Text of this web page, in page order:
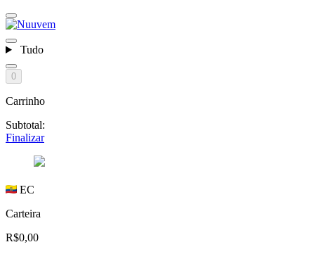
Tudo
0
Carrinho
Subtotal:
Finalizar
EC
Carteira
R$0,00